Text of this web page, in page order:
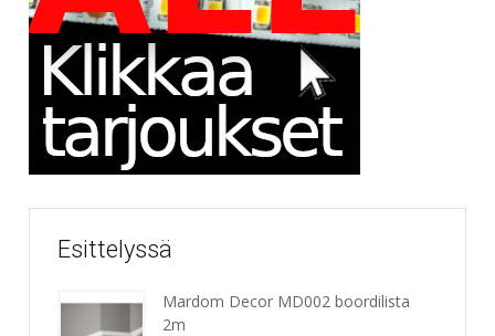
Esittelyssä
Mardom Decor MD002 boordilista
2m